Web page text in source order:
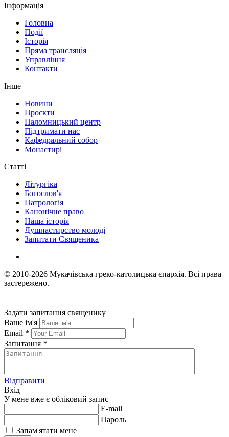
Інформація
Головна
Події
Історія
Пряма трансляція
Управління
Контакти
Інше
Новини
Проєкти
Паломницький центр
Підтримати нас
Кафедральний собор
Монастирі
Статті
Літургіка
Богослов'я
Патрологія
Канонічне право
Наша історія
Душпастирство молоді
Запитати Священика
© 2010-2026 Мукачівська греко-католицька єпархія. Всі права
застережено.
Задати запитання священику
Ваше ім'я
Email *
Запитання *
Відправити
Вхід
У мене вже є обліковий запис
E-mail
Пароль
Запам'ятати мене